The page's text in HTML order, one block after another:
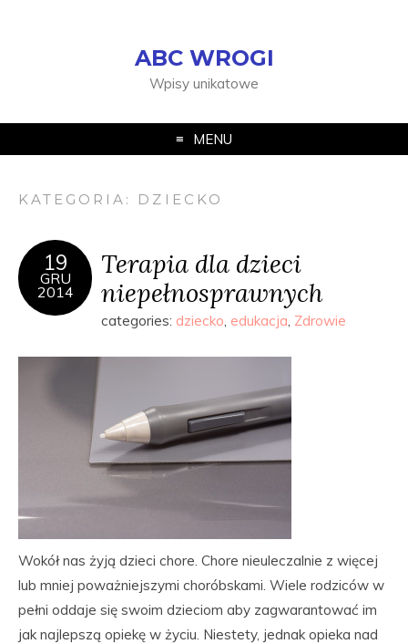
ABC WROGI
Wpisy unikatowe
MENU
KATEGORIA: DZIECKO
19
GRU
2014
Terapia dla dzieci
niepełnosprawnych
categories: dziecko, edukacja, Zdrowie
Wokół nas żyją dzieci chore. Chore nieuleczalnie z więcej
lub mniej poważniejszymi choróbskami. Wiele rodziców w
pełni oddaje się swoim dzieciom aby zagwarantować im
jak najlepszą opiekę w życiu. Niestety, jednak opieka nad